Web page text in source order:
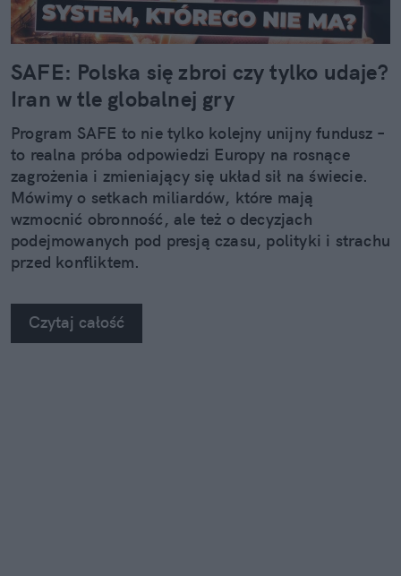
SAFE: Polska się zbroi czy tylko udaje?
Iran w tle globalnej gry
Program SAFE to nie tylko kolejny unijny fundusz –
to realna próba odpowiedzi Europy na rosnące
zagrożenia i zmieniający się układ sił na świecie.
Mówimy o setkach miliardów, które mają
wzmocnić obronność, ale też o decyzjach
podejmowanych pod presją czasu, polityki i strachu
przed konfliktem.
Czytaj całość